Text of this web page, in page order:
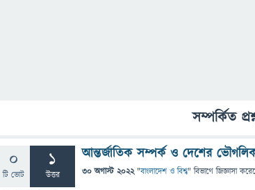
সম্পর্কিত
0
টি ভোট
1
উত্তর
আন্তর্জাতিক সম্পর্ক ও দেশের
30 অগাস্ট 2022 "বাংলাদেশ ও বিশ্ব" বিভাগে জিজ্ঞাসা